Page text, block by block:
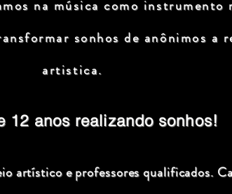
na música como instrumento
sonhos de anônimos a
artistica.
12 anos realizando sonhos!
artístico e professores qualificados.